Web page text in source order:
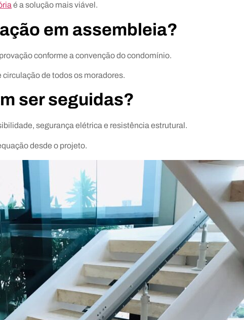
é a solução mais viável.
em assembleia?
conforme a convenção do condomínio.
de todos os moradores.
ser seguidas?
segurança elétrica e resistência estrutural.
desde o projeto.